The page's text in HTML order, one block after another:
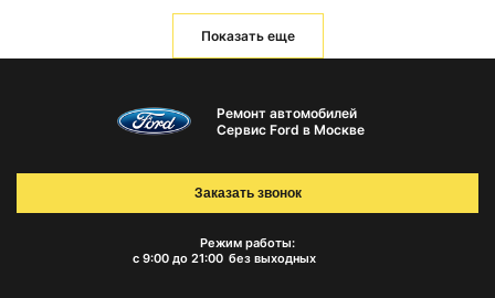
Показать еще
Ремонт автомобилей
Сервис Ford в Москве
Режим работы:
с 9:00 до 21:00 без выходных
Заказать звонок